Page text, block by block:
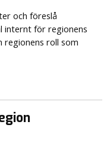
och föreslå
internt för regionens
roll som